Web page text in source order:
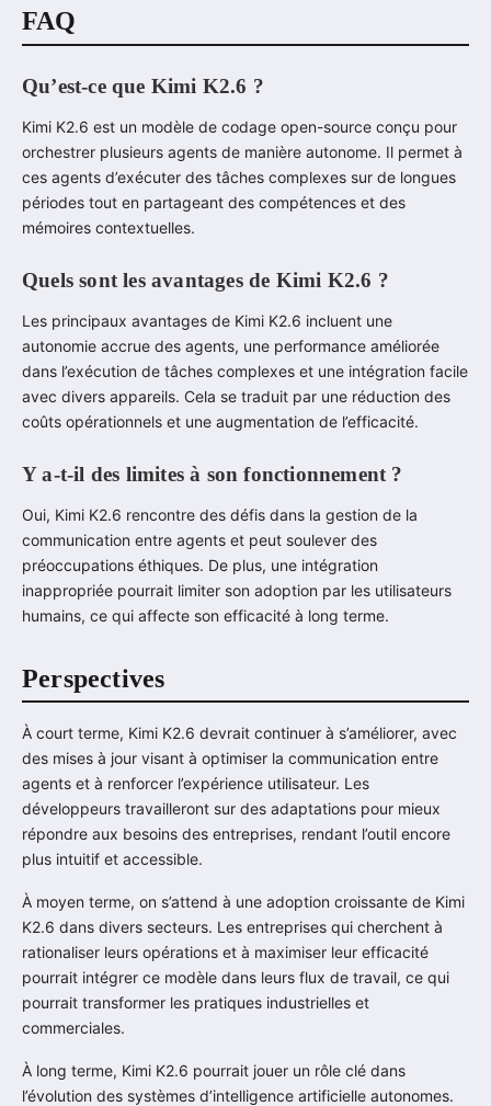
FAQ
Qu’est-ce que Kimi K2.6 ?
Kimi K2.6 est un modèle de codage open-source conçu pour
orchestrer plusieurs agents de manière autonome. Il permet à
ces agents d’exécuter des tâches complexes sur de longues
périodes tout en partageant des compétences et des
mémoires contextuelles.
Quels sont les avantages de Kimi K2.6 ?
Les principaux avantages de Kimi K2.6 incluent une
autonomie accrue des agents, une performance améliorée
dans l’exécution de tâches complexes et une intégration facile
avec divers appareils. Cela se traduit par une réduction des
coûts opérationnels et une augmentation de l’efficacité.
Y a-t-il des limites à son fonctionnement ?
Oui, Kimi K2.6 rencontre des défis dans la gestion de la
communication entre agents et peut soulever des
préoccupations éthiques. De plus, une intégration
inappropriée pourrait limiter son adoption par les utilisateurs
humains, ce qui affecte son efficacité à long terme.
Perspectives
À court terme, Kimi K2.6 devrait continuer à s’améliorer, avec
des mises à jour visant à optimiser la communication entre
agents et à renforcer l’expérience utilisateur. Les
développeurs travailleront sur des adaptations pour mieux
répondre aux besoins des entreprises, rendant l’outil encore
plus intuitif et accessible.
À moyen terme, on s’attend à une adoption croissante de Kimi
K2.6 dans divers secteurs. Les entreprises qui cherchent à
rationaliser leurs opérations et à maximiser leur efficacité
pourrait intégrer ce modèle dans leurs flux de travail, ce qui
pourrait transformer les pratiques industrielles et
commerciales.
À long terme, Kimi K2.6 pourrait jouer un rôle clé dans
l’évolution des systèmes d’intelligence artificielle autonomes.